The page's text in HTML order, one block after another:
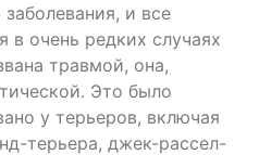
и все
в очень редких случаях
травмой, она,
Это было
у терьеров, включая
терьера, джек-рассел-